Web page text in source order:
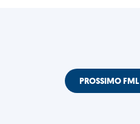
PROSSIMO FML